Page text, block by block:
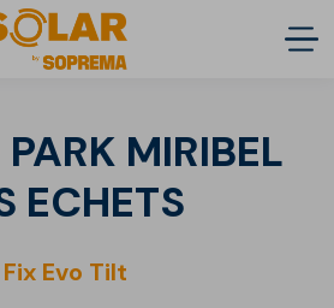
MIRIBEL
ECHETS
Fix Evo Tilt